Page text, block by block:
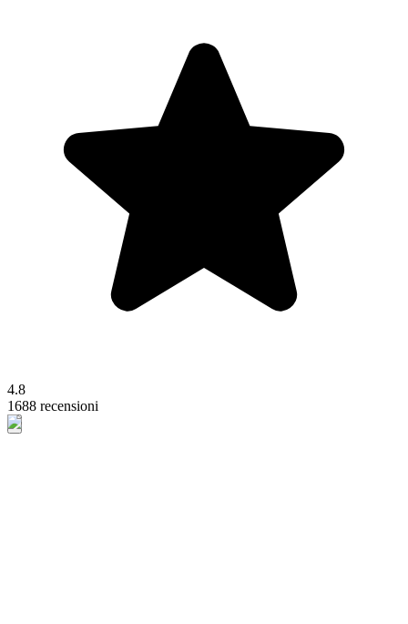
4.8
1688 recensioni